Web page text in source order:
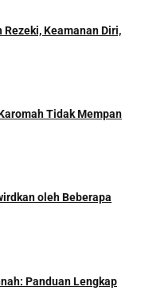
Keamanan Diri,
Tidak Mempan
oleh Beberapa
Panduan Lengkap